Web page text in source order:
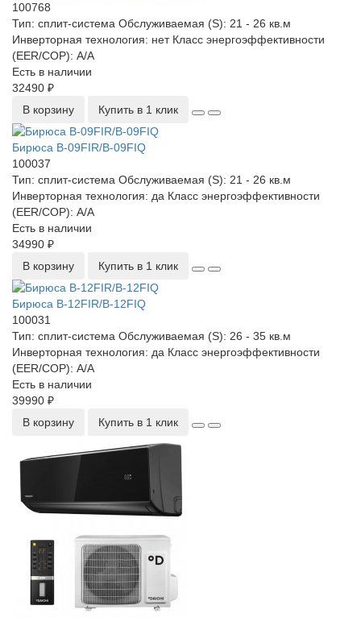
100768
Тип: сплит-система Обслуживаемая (S): 21 - 26 кв.м
Инверторная технология: нетКласс энергоэффективности
(EER/COP): A/A
Есть в наличии
32490 ₽
В корзину
Купить в 1 клик
Бирюса B-09FIR/B-09FIQ
100037
Тип: сплит-система Обслуживаемая (S): 21 - 26 кв.м
Инверторная технология: да Класс энергоэффективности
(EER/COP): A/A
Есть в наличии
34990 ₽
В корзину
Купить в 1 клик
Бирюса B-12FIR/B-12FIQ
100031
Тип: сплит-система Обслуживаемая (S): 26 - 35 кв.м
Инверторная технология: да Класс энергоэффективности
(EER/COP): A/A
Есть в наличии
39990 ₽
В корзину
Купить в 1 клик